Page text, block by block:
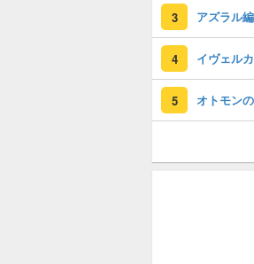
3 アズラル
4
5 オトモン